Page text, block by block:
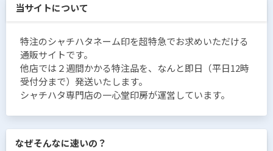
当サイトについて
特注のシャチハタネーム印を超特急でお求めいただける
通販サイトです。
他店では２週間かかる特注品を、なんと即日（平日12時
受付分まで）発送いたします。
シャチハタ専門店の一心堂印房が運営しています。
なぜそんなに速いの？